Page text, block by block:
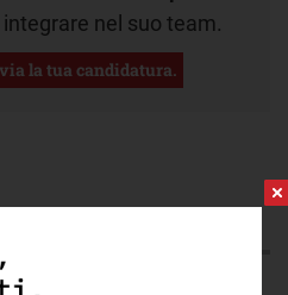
integrare nel suo team.
la tua candidatura.